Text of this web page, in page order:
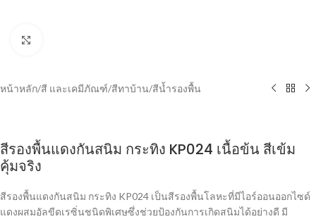
หน้าหลัก/สี และเคมีภัณฑ์/สีทาบ้าน/สีน้ำรองพื้น
สีรองพื้นแดงกันสนิม กระทิง KP024 เนื้อข้น สีเข้ม
คุ้มจริง
สีรองพื้นแดงกันสนิม กระทิง KP024 เป็นสีรองพื้นโลหะที่มีไอร์ออนออกไซด์
แดงผสมอัลขีดเรซิ่นชนิดพิเศษซึ่งช่วยป้องกันการเกิดสนิมได้อย่างดี มี